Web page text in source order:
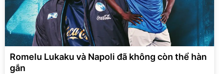
Romelu Lukaku và Napoli đã không còn thể hàn
gắn